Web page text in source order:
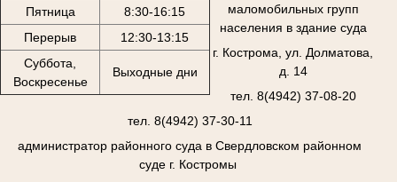
Пятница
8:30-16:15
Перерыв
12:30-13:15
Суббота,
Воскресенье
Выходные дни
маломобильных групп
населения в здание суда
г. Кострома, ул. Долматова,
д. 14
тел. 8(4942) 37-08-20
тел. 8(4942) 37-30-11
администратор районного суда в Свердловском районном
суде г. Костромы